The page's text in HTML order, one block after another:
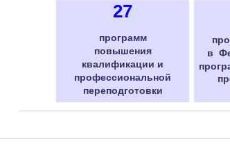
27
программ
повышения
квалификации и
профессиональной
переподготовки
в